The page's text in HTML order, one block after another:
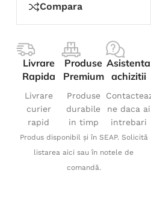
Compara
Livrare
Rapida
Livrare
curier
rapid
Produse
Premium
Produse
durabile
in timp
Asistenta
achizitii
ne daca ai
intrebari
Produs disponibil și în SEAP. Solicită
listarea aici sau în notele de
comandă.